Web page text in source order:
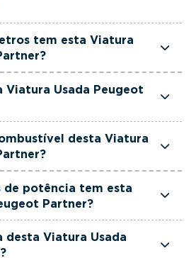
rigorosamente selecionadas
Além disso, dispõe
comerciais dedicada,
encontrar a viatura que
suas necessidades e ao seu
tem esta Viatura
km.
Viatura Usada Peugeot
desta Viatura
motorização Diesel.
de potência tem esta
Partner?
desta Viatura Usada